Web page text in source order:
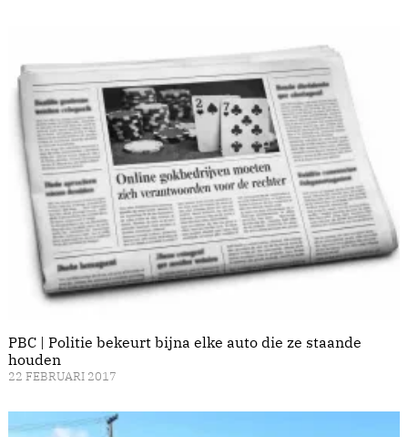
PBC | Politie bekeurt bijna elke auto die ze staande
houden
22 FEBRUARI 2017